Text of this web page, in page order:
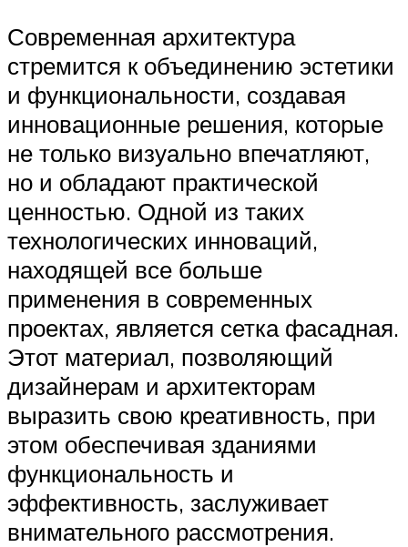
Современная архитектура
стремится к объединению эстетики
и функциональности, создавая
инновационные решения, которые
не только визуально впечатляют,
но и обладают практической
ценностью. Одной из таких
технологических инноваций,
находящей все больше
применения в современных
проектах, является сетка фасадная.
Этот материал, позволяющий
дизайнерам и архитекторам
выразить свою креативность, при
этом обеспечивая зданиями
функциональность и
эффективность, заслуживает
внимательного рассмотрения.